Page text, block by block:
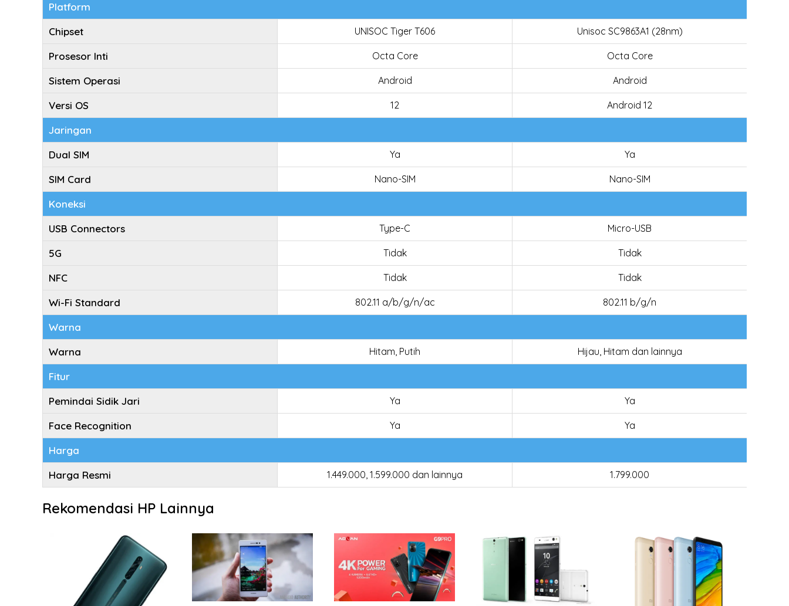
Platform
Chipset
UNISOC Tiger T606 Unisoc SC9863A1 (28nm)
Prosesor Inti Octa Core Octa Core
Sistem Operasi Android Android
Versi OS 12 Android 12
Jaringan
Dual SIM
Ya Ya
SIM Card Nano-SIM Nano-SIM
Koneksi
USB Connectors
Type-C Micro-USB
5G Tidak Tidak
NFC Tidak Tidak
Wi-Fi Standard 802.11 a/b/g/n/ac 802.11 b/g/n
Warna
Warna
Hitam, Putih Hijau, Hitam dan lainnya
Fitur
Pemindai Sidik Jari
Ya Ya
Face Recognition Ya Ya
Harga
Harga Resmi
1.449.000, 1.599.000 dan lainnya 1.799.000
Rekomendasi HP Lainnya